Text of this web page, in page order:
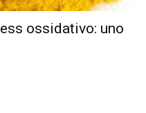
ossidativo: uno